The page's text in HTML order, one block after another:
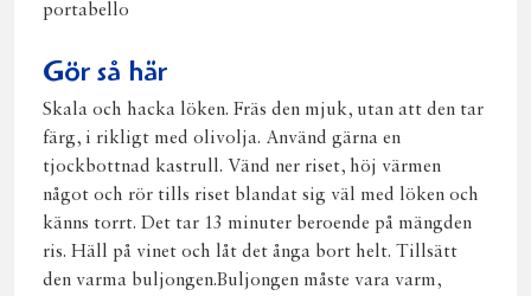
portabello
Gör så här
Skala och hacka löken. Fräs den mjuk, utan att den tar
färg, i rikligt med olivolja. Använd gärna en
tjockbottnad kastrull. Vänd ner riset, höj värmen
något och rör tills riset blandat sig väl med löken och
känns torrt. Det tar 13 minuter beroende på mängden
ris. Häll på vinet och låt det ånga bort helt. Tillsätt
den varma buljongen.Buljongen måste vara varm,